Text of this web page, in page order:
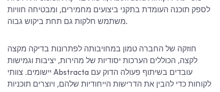
לספק תוכנה העומדת בתקני ביצועים מחמירים, ומבטיחה חוויות
משתמש חלקות גם תחת ביקוש גבוה.
חוזקה של החברה טמון במחויבותה לפתרונות בדיקה מקצה
לקצה, הכוללים הערכות יסודיות של מהירות, יציבות וגמישות
יישומים. צוותי Abstracta עובדים בשיתוף פעולה הדוק עם
לקוחות כדי להבין את הדרישות הייחודיות שלהם, ויוצרים תוכניות